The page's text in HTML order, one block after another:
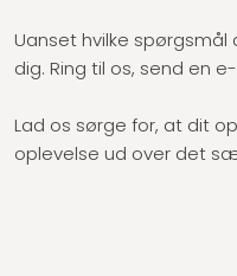
Uanset hvilke
dig. Ring til os, send en
Lad os sørge for, at dit
oplevelse ud over det